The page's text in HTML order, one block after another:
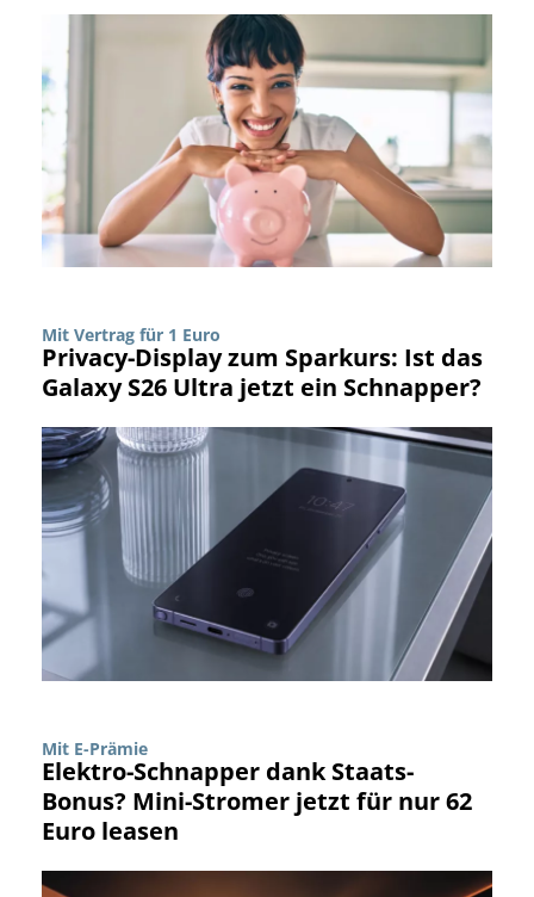
Mit Vertrag für 1 Euro
Privacy-Display zum Sparkurs: Ist das
Galaxy S26 Ultra jetzt ein Schnapper?
Mit E-Prämie
Elektro-Schnapper dank Staats-
Bonus? Mini-Stromer jetzt für nur 62
Euro leasen